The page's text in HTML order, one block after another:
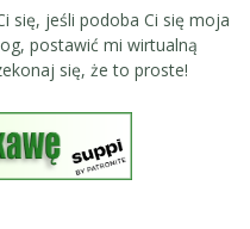
się, jeśli podoba Ci się moja
postawić mi wirtualną
się, że to proste!